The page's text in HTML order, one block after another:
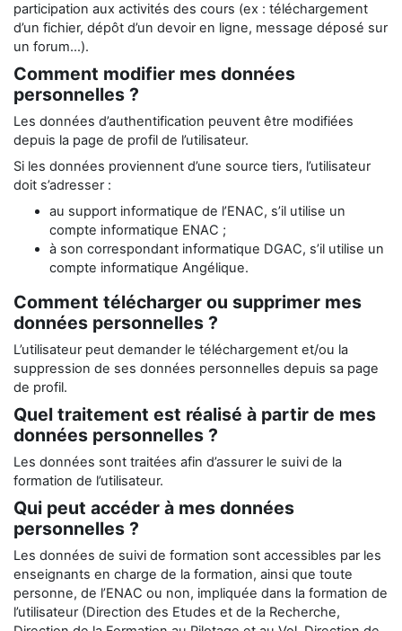
participation aux activités des cours (ex : téléchargement
d’un fichier, dépôt d’un devoir en ligne, message déposé sur
un forum…).
Comment modifier mes données
personnelles ?
Les données d’authentification peuvent être modifiées
depuis la page de profil de l’utilisateur.
Si les données proviennent d’une source tiers, l’utilisateur
doit s’adresser :
au support informatique de l’ENAC, s’il utilise un
compte informatique ENAC ;
à son correspondant informatique DGAC, s’il utilise un
compte informatique Angélique.
Comment télécharger ou supprimer mes
données personnelles ?
L’utilisateur peut demander le téléchargement et/ou la
suppression de ses données personnelles depuis sa page
de profil.
Quel traitement est réalisé à partir de mes
données personnelles ?
Les données sont traitées afin d’assurer le suivi de la
formation de l’utilisateur.
Qui peut accéder à mes données
personnelles ?
Les données de suivi de formation sont accessibles par les
enseignants en charge de la formation, ainsi que toute
personne, de l’ENAC ou non, impliquée dans la formation de
l’utilisateur (Direction des Etudes et de la Recherche,